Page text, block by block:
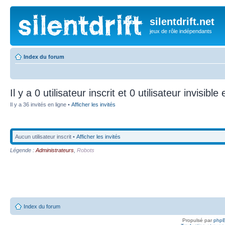
silentdrift.net
jeux de rôle indépendants
Index du forum
Il y a 0 utilisateur inscrit et 0 utilisateur invisible
Il y a 36 invités en ligne • Afficher les invités
Aucun utilisateur inscrit • Afficher les invités
Légende : Administrateurs Robots
Index du forum
Propulsé par